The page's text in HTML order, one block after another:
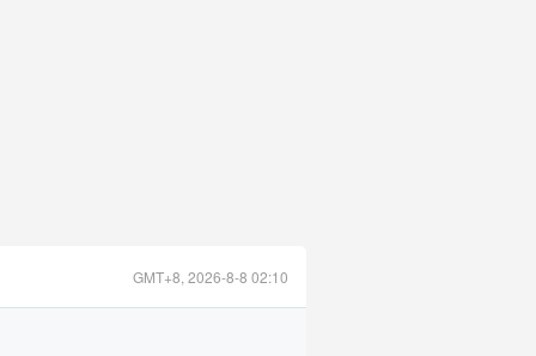
GMT+8, 2026-8-8 02:10